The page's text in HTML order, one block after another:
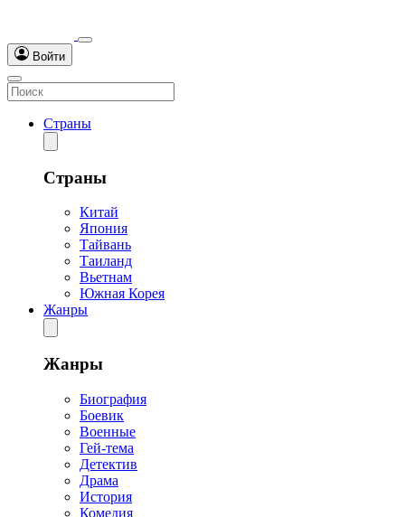
Войти
Страны
Страны
Китай
Япония
Тайвань
Таиланд
Вьетнам
Южная Корея
Жанры
Жанры
Биография
Боевик
Военные
Гей-тема
Детектив
Драма
История
Комедия